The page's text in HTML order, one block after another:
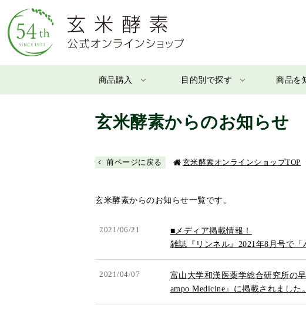
商品購入 目的別で探す 商品を
玄米酵素からのお知らせ
前ページに戻る 玄米酵素オンラインショップTOP
玄米酵素からのお知らせ一覧です。
2021/06/21
■メディア掲載情報！
雑誌『リンネル』2021年8月号で
2021/04/07
富山大学和漢医薬学総合研究所の
ampo Medicine』に掲載されました。